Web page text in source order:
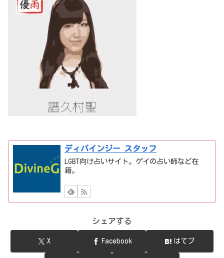
ディバインジー スタッフ
LGBT向け占いサイト。ゲイの占い師など在
籍。
シェアする
X Facebook はてブ